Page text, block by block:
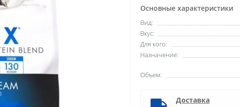
Основные характеристики
Вид:
Вкус:
Для кого:
Назначение:
Объем:
Доставка